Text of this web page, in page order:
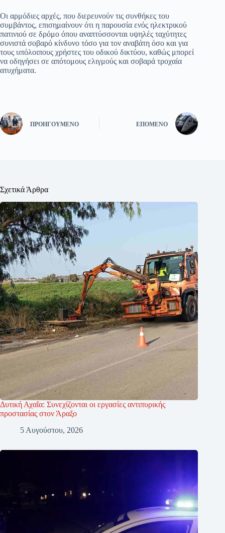
Οι αρμόδιες αρχές, που διερευνούν τις συνθήκες του
συμβάντος, επισημαίνουν ότι η παρουσία ενός ηλεκτρικού
πατινιού σε δρόμο όπου αναπτύσσονται υψηλές ταχύτητες
συνιστά σοβαρό κίνδυνο τόσο για τον αναβάτη όσο και για
τους υπόλοιπους χρήστες του οδικού δικτύου, καθώς μπορεί
να οδηγήσει σε απότομους ελιγμούς και σοβαρά τροχαία
ατυχήματα.
ΠΡΟΗΓΟΎΜΕΝΟ ΕΠΌΜΕΝΟ
Σχετικά Άρθρα
Δυτική Αχαΐα: Συνεχίζονται οι εργασίες αντιπυρικής
προστασίας στον Άραξο
5 Αυγούστου, 2026